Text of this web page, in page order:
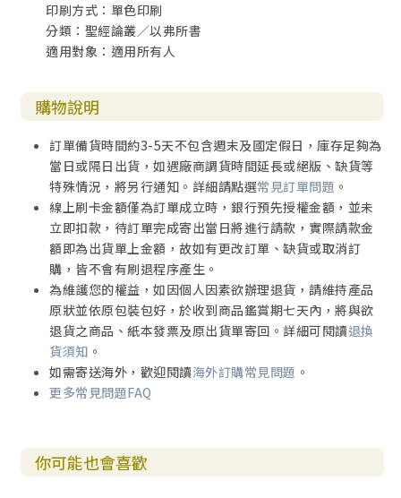
印刷方式：單色印刷
分類：聖經論叢／以弗所書
適用對象：適用所有人
購物說明
訂單備貨時間約3-5天不包含週末及國定假日，庫存足夠為
當日或隔日出貨，如遇廠商調貨時間延長或絕版、缺貨等
特殊情況，將另行通知。詳細請點選常見訂單問題 。
線上刷卡金額僅為訂單成立時，銀行預先授權金額，並未
立即扣款，待訂單完成寄出當日將進行請款，實際請款金
額即為出貨單上金額，故如有更改訂單、缺貨或取消訂
購，皆不會有刷退程序產生。
為維護您的權益，如因個人因素欲辦理退貨，請維持產品
原狀並依原包裝包好，於收到商品鑑賞期七天內，將與欲
退貨之商品、紙本發票及原出貨單寄回。詳細可閱讀退換
貨須知 。
如需寄送海外，歡迎閱讀海外訂購常見問題 。
更多常見問題FAQ
你可能也會喜歡